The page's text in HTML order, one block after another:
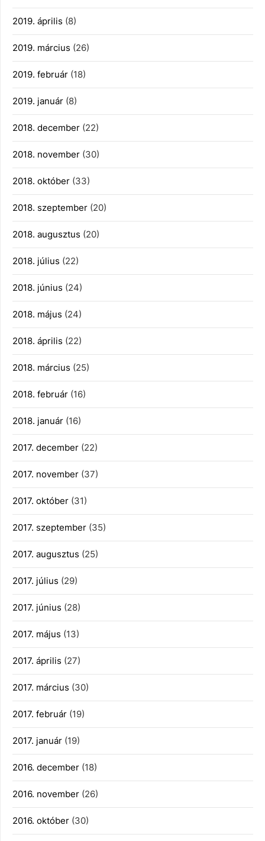
2019. április (8)
2019. március (26)
2019. február (18)
2019. január (8)
2018. december (22)
2018. november (30)
2018. október (33)
2018. szeptember (20)
2018. augusztus (20)
2018. július (22)
2018. június (24)
2018. május (24)
2018. április (22)
2018. március (25)
2018. február (16)
2018. január (16)
2017. december (22)
2017. november (37)
2017. október (31)
2017. szeptember (35)
2017. augusztus (25)
2017. július (29)
2017. június (28)
2017. május (13)
2017. április (27)
2017. március (30)
2017. február (19)
2017. január (19)
2016. december (18)
2016. november (26)
2016. október (30)